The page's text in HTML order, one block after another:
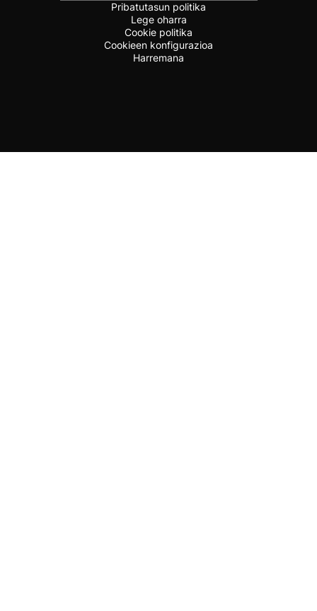
Pribatutasun politika
Lege oharra
Cookie politika
Cookieen konfigurazioa
Harremana